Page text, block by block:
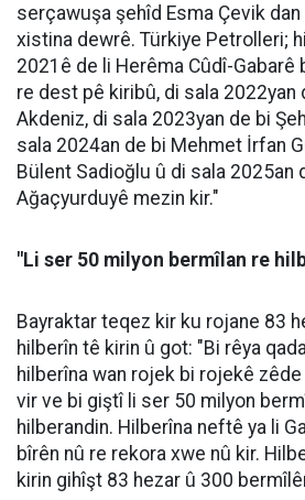
serçawuşa şehîd Esma Çevik
xistina dewrê. Türkiye Petrolleri;
2021ê de li Herêma Cûdî-Gabarê
re dest pê kiribû, di sala 2022yan
Akdeniz, di sala 2023yan de bi
sala 2024an de bi Mehmet İrfan
Bülent Sadioğlu û di sala 2025an
Ağaçyurduyê mezin kir."
"Li ser 50 milyon bermîlan re
Bayraktar teqez kir ku rojane 83
hilberîn tê kirin û got: "Bi rêya
hilberîna wan rojek bi rojekê
vir ve bi giştî li ser 50 milyon
hilberandin. Hilberîna neftê ya li
bîrên nû re rekora xwe nû kir.
kirin gihîşt 83 hezar û 300